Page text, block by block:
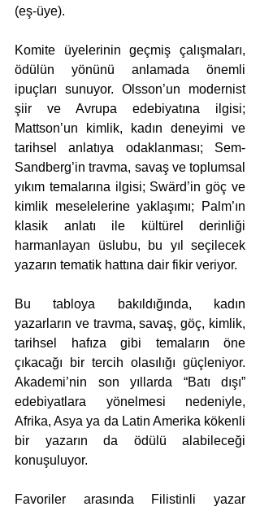
(eş-üye).
Komite üyelerinin geçmiş çalışmaları,
ödülün yönünü anlamada önemli
ipuçları sunuyor. Olsson’un modernist
şiir ve Avrupa edebiyatına ilgisi;
Mattson’un kimlik, kadın deneyimi ve
tarihsel anlatıya odaklanması; Sem-
Sandberg’in travma, savaş ve toplumsal
yıkım temalarına ilgisi; Swärd’in göç ve
kimlik meselelerine yaklaşımı; Palm’ın
klasik anlatı ile kültürel derinliği
harmanlayan üslubu, bu yıl seçilecek
yazarın tematik hattına dair fikir veriyor.
Bu tabloya bakıldığında, kadın
yazarların ve travma, savaş, göç, kimlik,
tarihsel hafıza gibi temaların öne
çıkacağı bir tercih olasılığı güçleniyor.
Akademi’nin son yıllarda “Batı dışı”
edebiyatlara yönelmesi nedeniyle,
Afrika, Asya ya da Latin Amerika kökenli
bir yazarın da ödülü alabileceği
konuşuluyor.
Favoriler arasında Filistinli yazar